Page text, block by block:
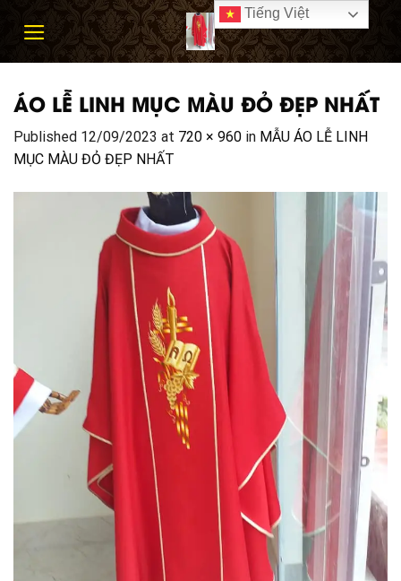
ÁO LỄ LINH MỤC MÀU ĐỎ ĐẸP NHẤT
Published 12/09/2023 at 720 × 960 in MẪU ÁO LỄ LINH
MỤC MÀU ĐỎ ĐẸP NHẤT
Tiếng Việt